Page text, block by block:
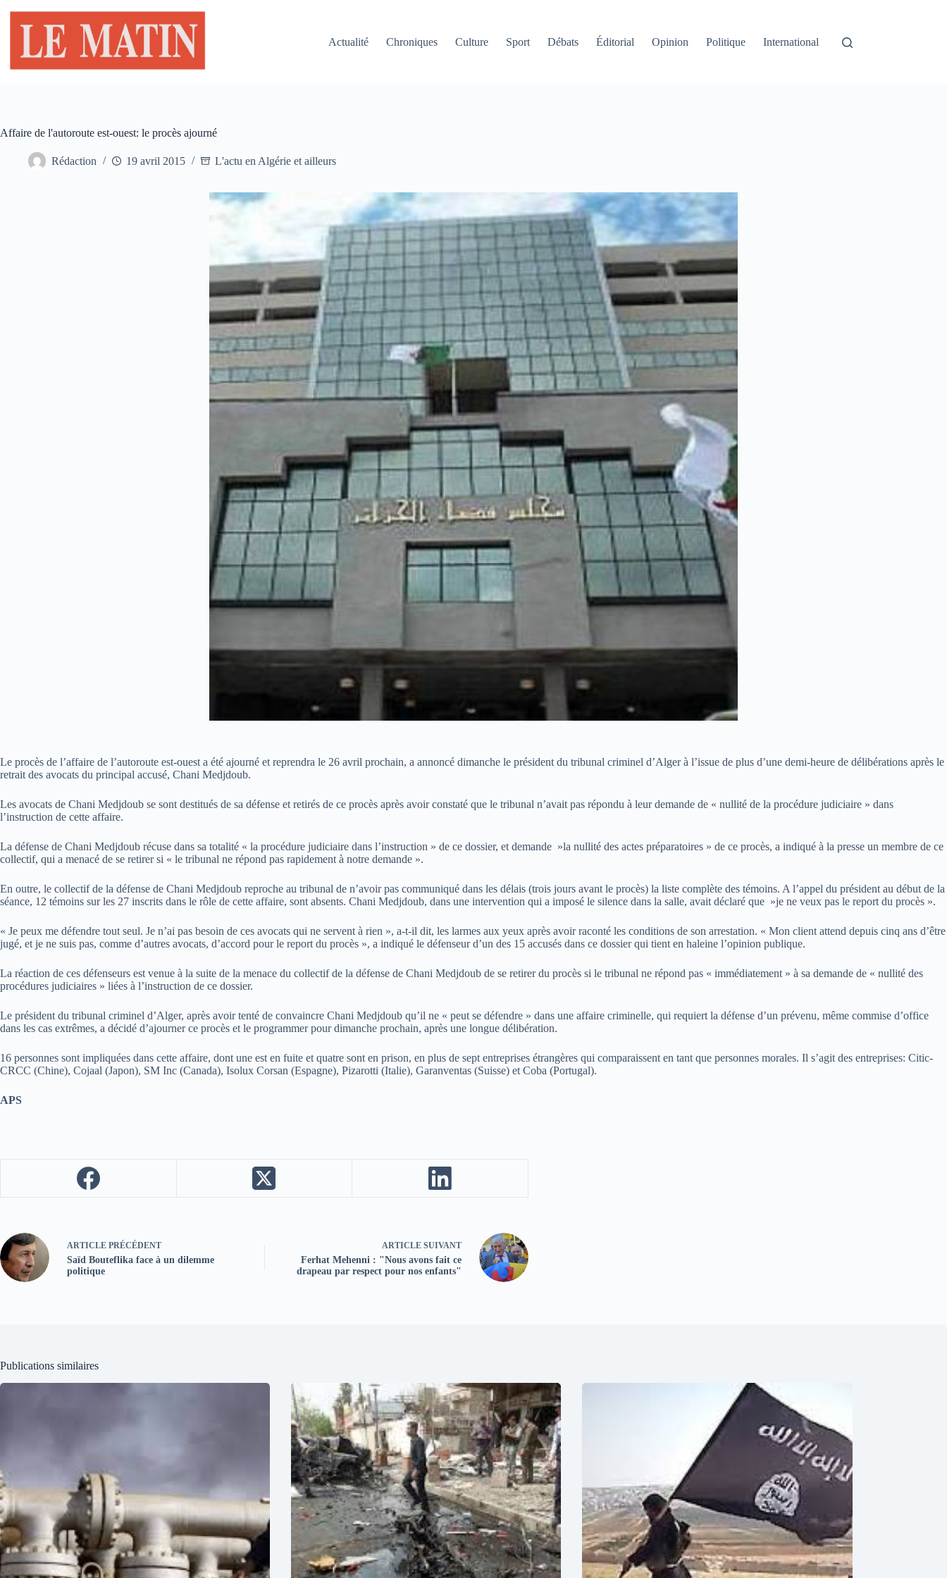
contenu
Actualité
Chroniques Culture Sport Débats Éditorial Opinion Politique International
Affaire de l'autoroute est-ouest: le procès ajourné
Rédaction 19 avril 2015 L'actu en Algérie et ailleurs
Le procès de l’affaire de l’autoroute est-ouest a été ajourné et reprendra le 26 avril prochain, a annoncé dimanche le président du tribunal criminel d’Alger à l’issue de plus d’une demi-heure de délibérations après le
retrait des avocats du principal accusé, Chani Medjdoub.
Les avocats de Chani Medjdoub se sont destitués de sa défense et retirés de ce procès après avoir constaté que le tribunal n’avait pas répondu à leur demande de « nullité de la procédure judiciaire » dans
l’instruction de cette affaire.
La défense de Chani Medjdoub récuse dans sa totalité « la procédure judiciaire dans l’instruction » de ce dossier, et demande »la nullité des actes préparatoires » de ce procès, a indiqué à la presse un membre de ce
collectif, qui a menacé de se retirer si « le tribunal ne répond pas rapidement à notre demande ».
En outre, le collectif de la défense de Chani Medjdoub reproche au tribunal de n’avoir pas communiqué dans les délais (trois jours avant le procès) la liste complète des témoins. A l’appel du président au début de la
séance, 12 témoins sur les 27 inscrits dans le rôle de cette affaire, sont absents. Chani Medjdoub, dans une intervention qui a imposé le silence dans la salle, avait déclaré que »je ne veux pas le report du procès ».
« Je peux me défendre tout seul. Je n’ai pas besoin de ces avocats qui ne servent à rien », a-t-il dit, les larmes aux yeux après avoir raconté les conditions de son arrestation. « Mon client attend depuis cinq ans d’être
jugé, et je ne suis pas, comme d’autres avocats, d’accord pour le report du procès », a indiqué le défenseur d’un des 15 accusés dans ce dossier qui tient en haleine l’opinion publique.
La réaction de ces défenseurs est venue à la suite de la menace du collectif de la défense de Chani Medjdoub de se retirer du procès si le tribunal ne répond pas « immédiatement » à sa demande de « nullité des
procédures judiciaires » liées à l’instruction de ce dossier.
Le président du tribunal criminel d’Alger, après avoir tenté de convaincre Chani Medjdoub qu’il ne « peut se défendre » dans une affaire criminelle, qui requiert la défense d’un prévenu, même commise d’office
dans les cas extrêmes, a décidé d’ajourner ce procès et le programmer pour dimanche prochain, après une longue délibération.
16 personnes sont impliquées dans cette affaire, dont une est en fuite et quatre sont en prison, en plus de sept entreprises étrangères qui comparaissent en tant que personnes morales. Il s’agit des entreprises: Citic-
CRCC (Chine), Cojaal (Japon), SM Inc (Canada), Isolux Corsan (Espagne), Pizarotti (Italie), Garanventas (Suisse) et Coba (Portugal).
APS
ARTICLE PRÉCÉDENT
Saïd Bouteflika face à un dilemme
politique
ARTICLE SUIVANT
Ferhat Mehenni : "Nous avons fait ce
drapeau par respect pour nos enfants"
Publications similaires